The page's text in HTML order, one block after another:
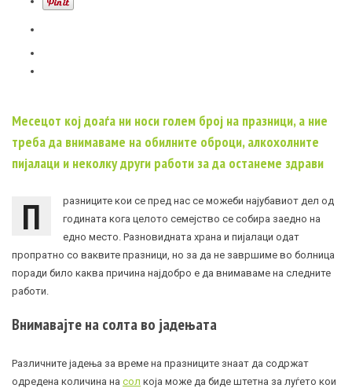
Месецот кој доаѓа ни носи голем број на празници, а ние
треба да внимаваме на обилните оброци, алкохолните
пијалаци и неколку други работи за да останеме здрави
П
разниците кои се пред нас се можеби најубавиот дел од
годината кога целото семејство се собира заедно на
едно место. Разновидната храна и пијалаци одат
пропратно со ваквите празници, но за да не завршиме во болница
поради било каква причина најдобро е да внимаваме на следните
работи.
Внимавајте на солта во јадењата
Различните јадења за време на празниците знаат да содржат
одредена количина на сол која може да биде штетна за луѓето кои